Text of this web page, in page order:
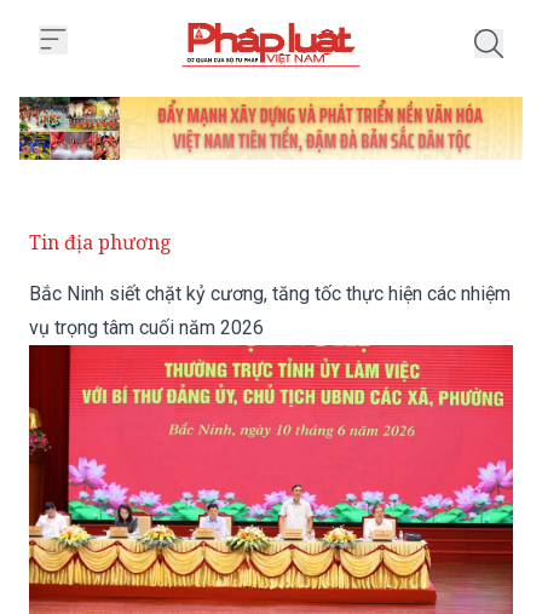
Tin địa phương
Bắc Ninh siết chặt kỷ cương, tăng tốc thực hiện các nhiệm
vụ trọng tâm cuối năm 2026